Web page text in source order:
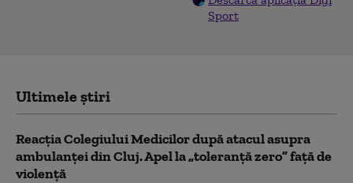
Sport
Ultimele știri
Reacția Colegiului Medicilor după atacul asupra
ambulanței din Cluj. Apel la „toleranță zero” față de
violență